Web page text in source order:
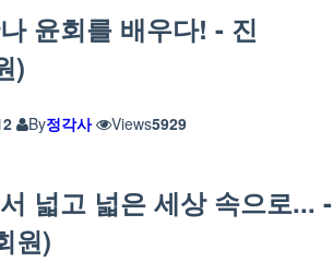
윤회를 배우다! - 진
)
By정각사 Views5929
넓고 넓은 세상 속으로... -
원)